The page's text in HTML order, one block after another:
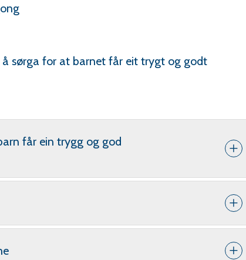
sørga for at barnet får eit trygt og godt
får ein trygg og god